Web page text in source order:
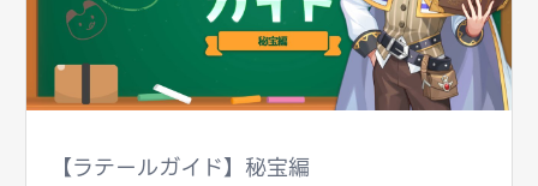
【ラテールガイド】秘宝編